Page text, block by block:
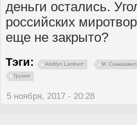
деньги остались.
российских
еще не закрыто?
Тэги: Addilyn Lambert М.
Грузия
5 ноября, 2017 - 20:28